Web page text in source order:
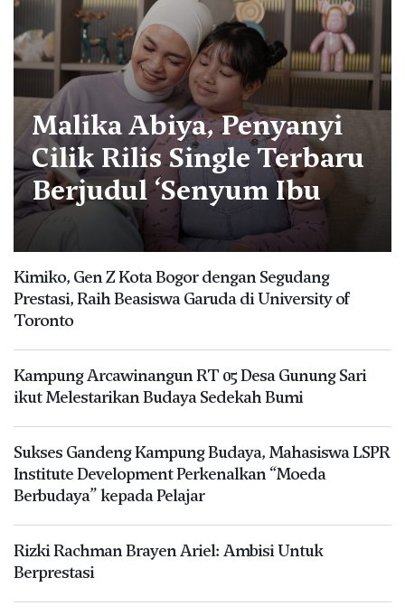
Malika Abiya, Penyanyi
Cilik Rilis Single Terbaru
Berjudul ‘Senyum Ibu
Kimiko, Gen Z Kota Bogor dengan Segudang
Prestasi, Raih Beasiswa Garuda di University of
Toronto
Kampung Arcawinangun RT 05 Desa Gunung Sari
ikut Melestarikan Budaya Sedekah Bumi
Sukses Gandeng Kampung Budaya, Mahasiswa LSPR
Institute Development Perkenalkan “Moeda
Berbudaya” kepada Pelajar
Rizki Rachman Brayen Ariel: Ambisi Untuk
Berprestasi